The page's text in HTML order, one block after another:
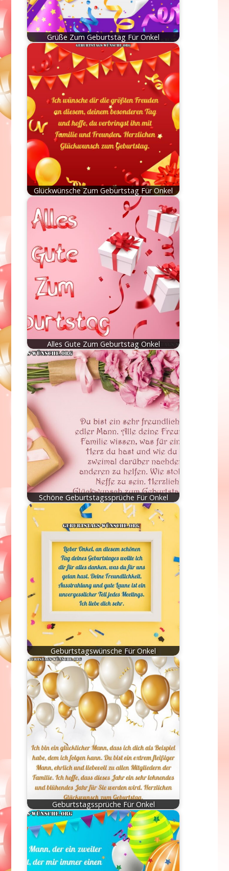
Grüße Zum Geburtstag Für Onkel
Glückwünsche Zum Geburtstag Für Onkel
Alles Gute Zum Geburtstag Onkel
Schöne Geburtstagssprüche Für Onkel
Geburtstagswünsche Für Onkel
Geburtstagssprüche Für Onkel